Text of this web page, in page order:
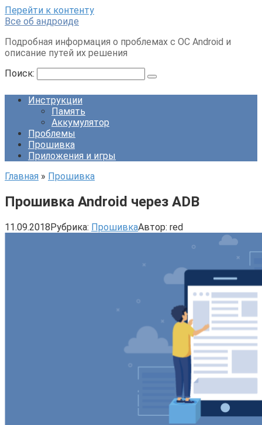
Перейти к контенту
Все об андроиде
Подробная информация о проблемах с ОС Android и
описание путей их решения
Поиск:
Инструкции
Память
Аккумулятор
Проблемы
Прошивка
Приложения и игры
Главная » Прошивка
Прошивка Android через ADB
11.09.2018Рубрика: ПрошивкаАвтор: red